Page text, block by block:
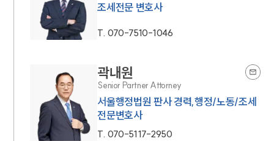
조세전문 변호사
T. 070-7510-1046
곽내원
Senior Partner Attorney
서울행정법원 판사 경력,행정/노동/조세
전문변호사
T. 070-5117-2950